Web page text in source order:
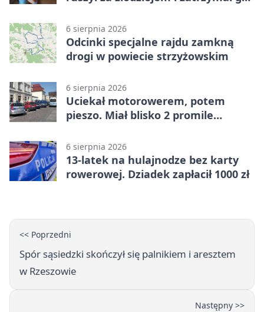
6 sierpnia 2026
Odcinki specjalne rajdu zamkną
drogi w powiecie strzyżowskim
6 sierpnia 2026
Uciekał motorowerem, potem
pieszo. Miał blisko 2 promile
6 sierpnia 2026
13-latek na hulajnodze bez karty
rowerowej. Dziadek zapłacił 1000 zł
<< Poprzedni
Spór sąsiedzki skończył się palnikiem i aresztem
w Rzeszowie
Następny >>